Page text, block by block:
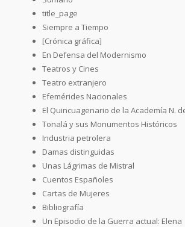
title_page
Siempre a Tiempo
[Crónica gráfica]
En Defensa del Modernismo
Teatros y Cines
Teatro extranjero
Efemérides Nacionales
El Quincuagenario de la Academía N.
Tonalá y sus Monumentos Históricos
Industria petrolera
Damas distinguidas
Unas Lágrimas de Mistral
Cuentos Españoles
Cartas de Mujeres
Bibliografía
Un Episodio de la Guerra actual: Elena